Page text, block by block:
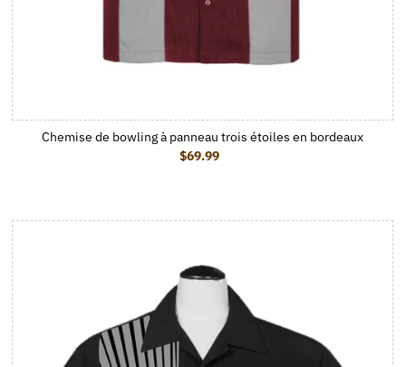
Chemise de bowling à panneau trois étoiles en bordeaux
Prix ordinaire
$69.99